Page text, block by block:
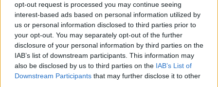
opt-out request is processed you may continue seeing
interest-based ads based on personal information utilized by
us or personal information disclosed to third parties prior to
your opt-out. You may separately opt-out of the further
disclosure of your personal information by third parties on the
IAB’s list of downstream participants. This information may
also be disclosed by us to third parties on the IAB’s List of
Downstream Participants that may further disclose it to other
Daug apie tai kalbėjome, todėl žinojau, kas
vyksta. Nenumaniau tik kada tai nutiks. Buvo
nuostabu. Carlas leidimo paprašė mano
mamos ir tėčio – ir Junioro“, –„OK Magazine“
pasakojo ji.